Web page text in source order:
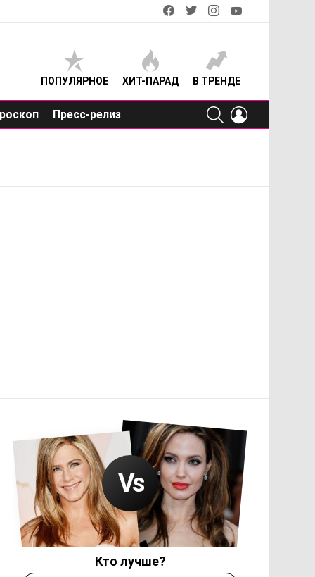
facebooktwitterinstagram
ПОПУЛЯРНОЕ ХИТ-ПАРАД В ТРЕНДЕ
Пресс-релиз
SEARCH
Кто лучше?